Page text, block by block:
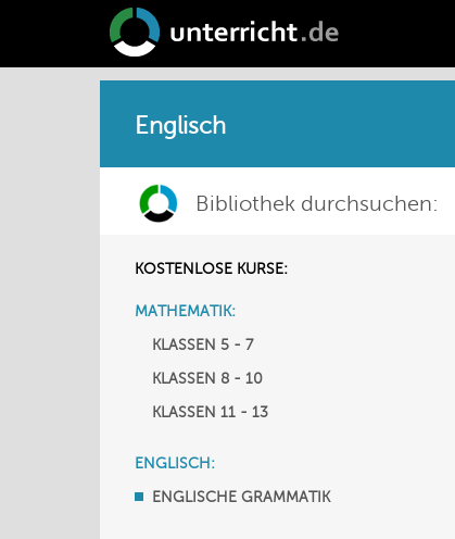
Englisch
Bibliothek durchsuchen:
KOSTENLOSE KURSE:
MATHEMATIK:
KLASSEN 5 - 7
KLASSEN 8 - 10
KLASSEN 11 - 13
ENGLISCH:
ENGLISCHE GRAMMATIK